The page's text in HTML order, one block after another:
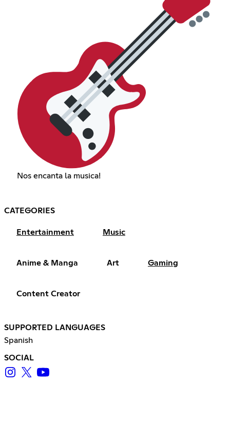
Nos encanta la musica!
CATEGORIES
Entertainment Music
Anime & Manga Art Gaming
Content Creator
SUPPORTED LANGUAGES
Spanish
SOCIAL